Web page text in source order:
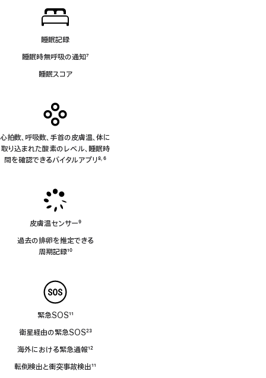
睡眠記録
睡眠時無呼吸の通知7
睡眠スコア
心拍数、呼吸数、手首の皮膚温、体に
取り込まれた酸素のレベル、睡眠時
間を確認できるバイタルアプリ8, 6
皮膚温センサー
注
9
過去の排卵を推定できる
周⁠期⁠記⁠録10
緊急SOS
脚
注
11
衛星経由の緊急SOS
脚
注
23
海外における緊急通報
脚
注
12
転倒検出と衝突事故検出11